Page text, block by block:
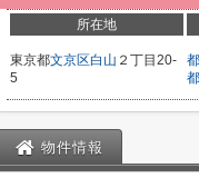
所在地
東京都文京区白山 ２丁目20-
5
物件情報